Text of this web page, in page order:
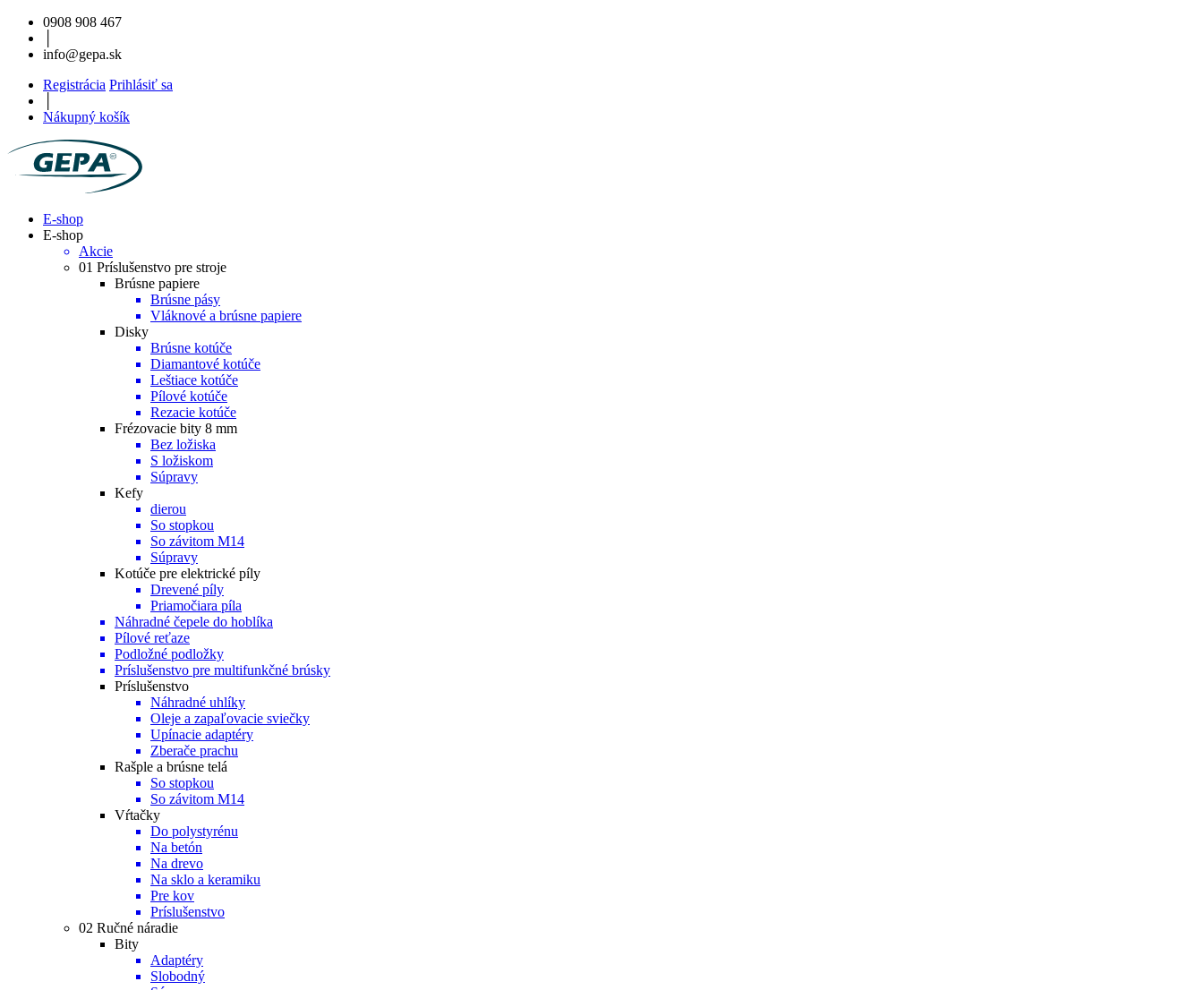
0908 908 467
info@gepa.sk
Registrácia Prihlásiť sa
Nákupný košík
E-shop
E-shop
Akcie
01 Príslušenstvo pre stroje
Brúsne papiere
Brúsne pásy
Vláknové a brúsne papiere
Disky
Brúsne kotúče
Diamantové kotúče
Leštiace kotúče
Pílové kotúče
Rezacie kotúče
Frézovacie bity 8 mm
Bez ložiska
S ložiskom
Súpravy
Kefy
dierou
So stopkou
So závitom M14
Súpravy
Kotúče pre elektrické píly
Drevené píly
Priamočiara píla
Náhradné čepele do hoblíka
Pílové reťaze
Podložné podložky
Príslušenstvo pre multifunkčné brúsky
Príslušenstvo
Náhradné uhlíky
Oleje a zapaľovacie sviečky
Upínacie adaptéry
Zberače prachu
Rašple a brúsne telá
So stopkou
So závitom M14
Vŕtačky
Do polystyrénu
Na betón
Na drevo
Na sklo a keramiku
Pre kov
Príslušenstvo
02 Ručné náradie
Bity
Adaptéry
Slobodný